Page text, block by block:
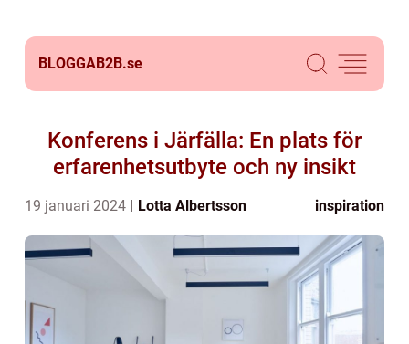
BLOGGAB2B.se
Konferens i Järfälla: En plats för
erfarenhetsutbyte och ny insikt
19 januari 2024 Lotta Albertsson inspiration